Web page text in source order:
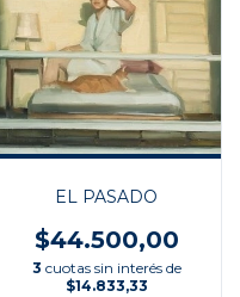
EL PASADO
$44.500,00
3 cuotas sin interés de
$14.833,33